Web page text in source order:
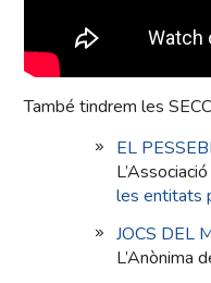
També tindrem les
EL
les entitats
JOCS DEL
L’Anònima